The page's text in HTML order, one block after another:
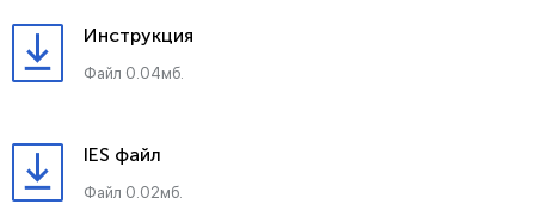
Инструкция
Файл 0.04мб.
IES файл
Файл 0.02мб.